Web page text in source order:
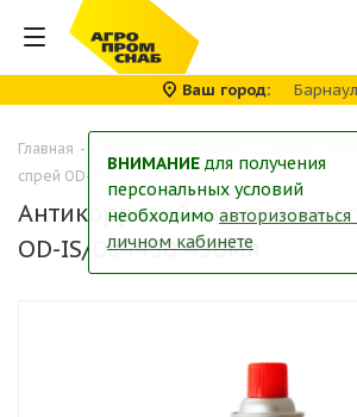
Ваш город Барнаул
Главная -
спрей OD-IS/Ds4450 450мл
Антикоррозийная смазка-
OD-IS/Ds4450 450мл
ВНИМАНИЕ для получения
персональных условий
необходимо авторизоваться
личном кабинете